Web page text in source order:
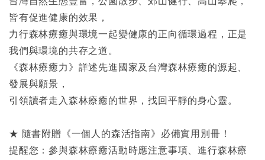
皆有促進健康的效果，
力行森林療癒與環境一起變健康的正向循環過程，正是
我們與環境的共存之道。
《森林療癒力》詳述先進國家及台灣森林療癒的源起、
發展與願景，
引領讀者走入森林療癒的世界，找回平靜的身心靈。
★ 隨書附贈《一個人的森活指南》必備實用別冊！
提醒您：參與森林療癒活動時應注意事項、進行森林療